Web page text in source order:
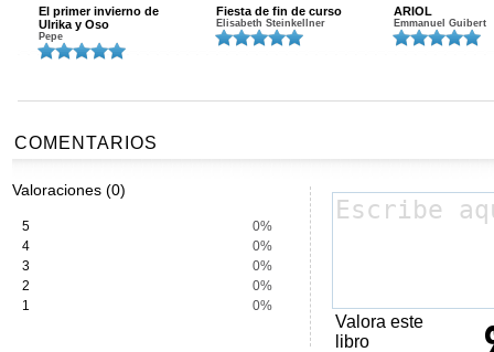
El primer invierno de
Ulrika y Oso
Pepe
Fiesta de fin de curso
Elisabeth Steinkellner
ARIOL
Emmanuel Guibert
COMENTARIOS
Valoraciones (0)
5
0%
4
0%
3
0%
2
0%
1
0%
Valora este
libro